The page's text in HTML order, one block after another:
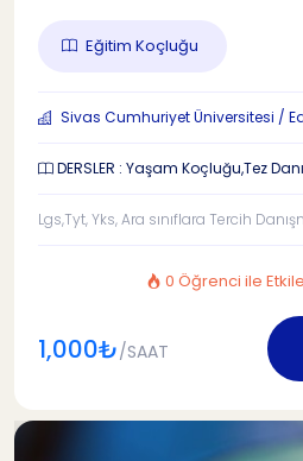
Eğitim Koçluğu
Sivas Cumhuriyet Üniversitesi /
DERSLER : Yaşam Koçluğu,Tez
Lgs,Tyt, Yks, Ara sınıflara Tercih
0 Öğrenci ile
1,000₺/SAAT